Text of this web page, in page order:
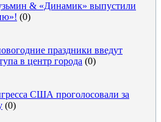
& «Динамик» выпустили
(0)
праздники введут
в центр города (0)
США проголосовали за
(0)